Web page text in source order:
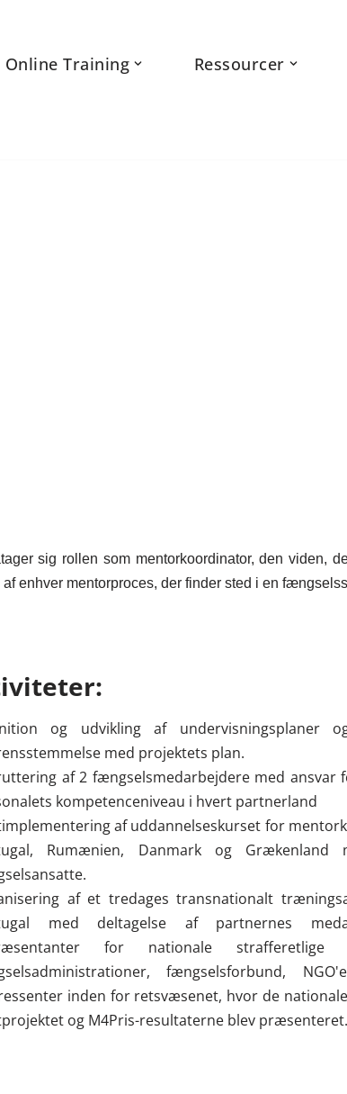
Online Training Ressourcer
sig rollen som mentorkoordinator, den viden,
enhver mentorproces, der finder sted i en
og udvikling af undervisningsplaner
med projektets plan.
af 2 fængselsmedarbejdere med ansvar
kompetenceniveau i hvert partnerland
af uddannelseskurset for
Rumænien, Danmark og
af et tredages transnationalt
med deltagelse af partnernes
for nationale strafferetlige
fængselsforbund,
inden for retsvæsenet, hvor de
og M4Pris-resultaterne blev præsenteret.